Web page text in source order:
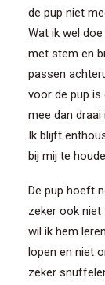
de pup niet
Wat ik wel
met stem en
passen
voor de pup is
mee dan
Ik blijft
bij mij te
De pup hoeft
zeker ook niet
wil ik hem
lopen en niet
zeker